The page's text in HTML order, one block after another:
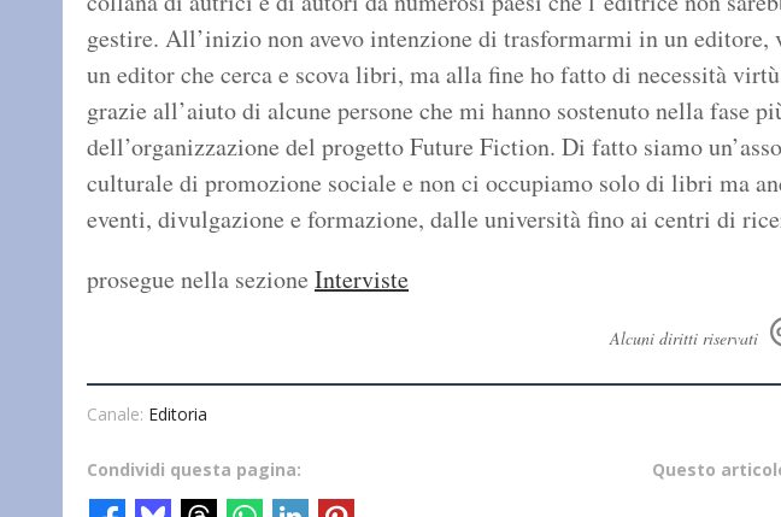
gestire. All’inizio non avevo intenzione di trasformarmi in un editore,
un editor che cerca e scova libri, ma alla fine ho fatto di necessità
grazie all’aiuto di alcune persone che mi hanno sostenuto nella fase
dell’organizzazione del progetto Future Fiction. Di fatto siamo
culturale di promozione sociale e non ci occupiamo solo di libri ma
eventi, divulgazione e formazione, dalle università fino ai centri di
prosegue nella sezione Interviste
Alcuni diritti riservati
Canale: Editoria
Questo
Condividi questa pagina: